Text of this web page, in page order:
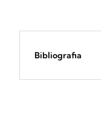
Bibliografia